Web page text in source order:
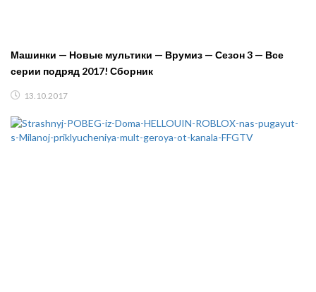
Машинки — Новые мультики — Врумиз — Сезон 3 — Все
серии подряд 2017! Сборник
13.10.2017